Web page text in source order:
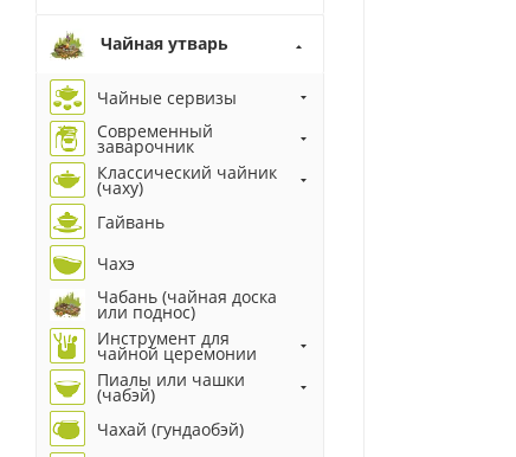
Чайная утварь
Чайные сервизы
Современный
заварочник
Классический чайник
(чаху)
Гайвань
Чахэ
Чабань (чайная доска
или поднос)
Инструмент для
чайной церемонии
Пиалы или чашки
(чабэй)
Чахай (гундаобэй)